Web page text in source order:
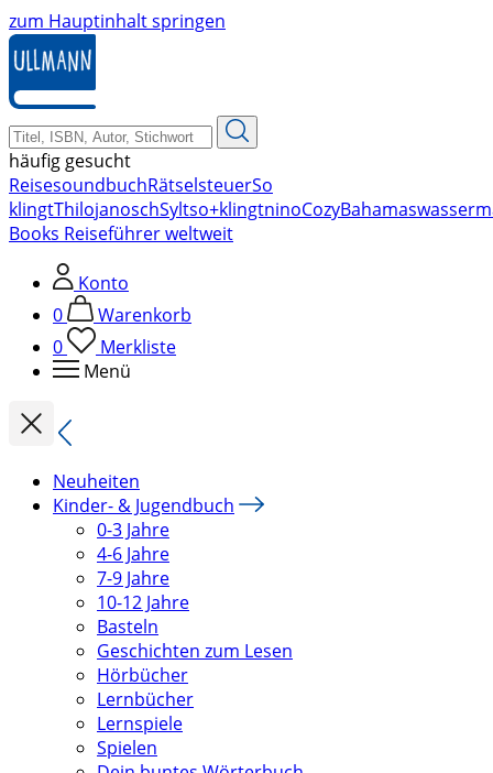
zum Hauptinhalt springen
häufig gesucht
ReisesoundbuchRätselsteuerSo
klingtThilojanoschSyltso+klingtninoCozyBahamas
Books Reiseführer weltweit
Konto
0
Warenkorb
0
Merkliste
Menü
Neuheiten
Kinder- & Jugendbuch
0-3 Jahre
4-6 Jahre
7-9 Jahre
10-12 Jahre
Basteln
Geschichten zum Lesen
Hörbücher
Lernbücher
Lernspiele
Spielen